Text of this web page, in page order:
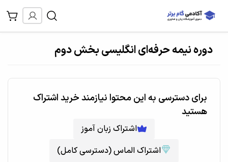
دوره نیمه حرفه‌ای انگلیسی بخش دوم
برای دسترسی به این محتوا نیازمند خرید اشتراک
هستید
اشتراک زبان آموز
اشتراک الماس (دسترسی کامل)